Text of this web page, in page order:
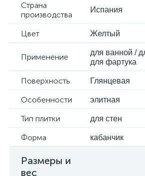
Страна
производства
Испания
Цвет Желтый
Применение
для ванной /
для фартука
Поверхность Глянцевая
Особенности элитная
Тип плитки для стен
Форма кабанчик
Размеры и
вес